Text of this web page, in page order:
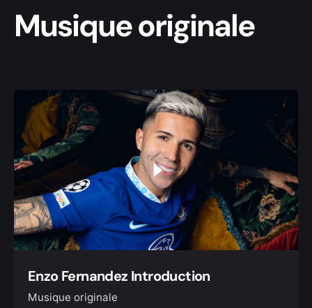
Musique originale
Enzo Fernandez Introduction
Musique originale